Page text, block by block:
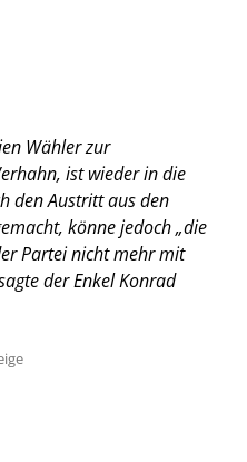
Wähler zur
ist wieder in die
den Austritt aus den
könne jedoch „die
Partei nicht mehr mit
der Enkel Konrad